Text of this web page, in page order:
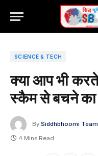
SCIENCE & TECH
क्या आप भी
स्कैम से बचने का
By Siddhbhoomi Team
4 Mins Read